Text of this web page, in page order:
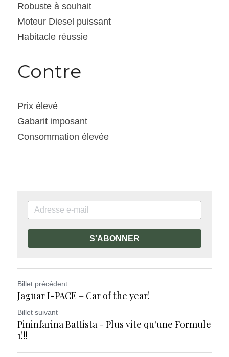
Robuste à souhait
Moteur Diesel puissant
Habitacle réussie
Contre
Prix élevé
Gabarit imposant
Consommation élevée
S'ABONNER
Billet précédent
Jaguar I-PACE – Car of the year!
Billet suivant
Pininfarina Battista - Plus vite qu'une Formule
1!!!